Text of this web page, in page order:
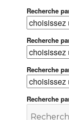
Recherche
Recherche
Recherche
Recherche
Recherche